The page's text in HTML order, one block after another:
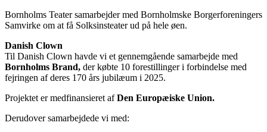
Bornholms Teater samarbejder med Bornholmske Borgerforeningers
Samvirke om at få Solksinsteater ud på hele øen.
Danish Clown
Til Danish Clown havde vi et gennemgående samarbejde med
Bornholms Brand, der købte 10 forestillinger i forbindelse med
fejringen af deres 170 års jubilæum i 2025.
Projektet er medfinansieret afDen Europæiske Union.
Derudover samarbejdede vi med: